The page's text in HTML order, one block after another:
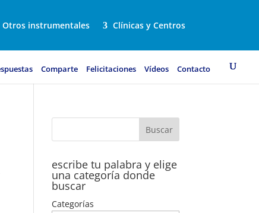
Otros instrumentales
Clínicas y Centros
Comparte Felicitaciones Vídeos Contacto
escribe tu palabra y elige
una categoría donde
buscar
Categorías